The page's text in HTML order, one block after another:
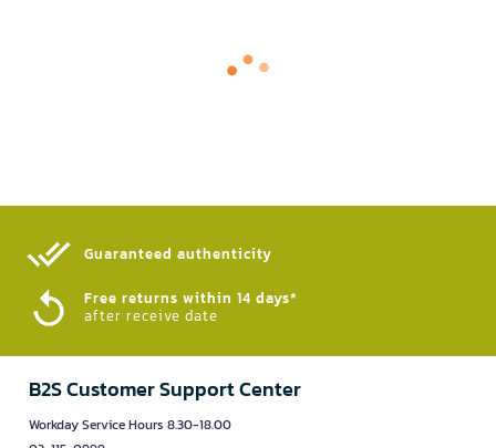
Guaranteed authenticity​
Free returns within 14 days*
after receive date
B2S Customer Support Center
Workday Service Hours 8.30-18.00